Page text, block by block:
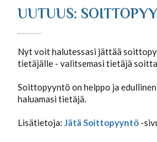
UUTUUS:
Nyt voit halutessasi jättää
tietäjälle - valitsemasi tietäjä
Soittopyyntö on helppo ja
haluamasi tietäjä.
Lisätietoja: Jätä Soittopyyntö -